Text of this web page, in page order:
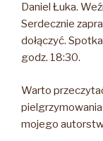
Daniel Łuka.
Serdecznie
dołączyć.
godz. 18:30.
Warto
mojego